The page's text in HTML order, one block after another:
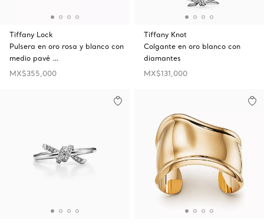
Tiffany Lock
Pulsera en oro rosa y blanco con
medio pavé …
MX$355,000
Tiffany Knot
Colgante en oro blanco con
diamantes
MX$131,000